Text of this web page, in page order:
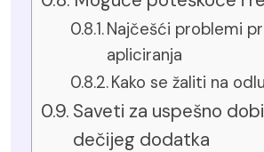
Najčešći problemi
apliciranja
Kako se žaliti na
Saveti za uspešno
dečijeg dodatka